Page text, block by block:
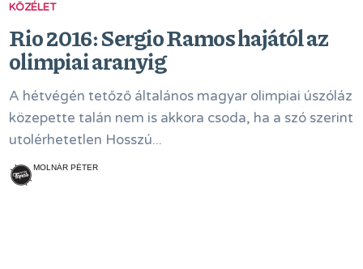
KÖZÉLET
Rio 2016: Sergio Ramos hajától az
olimpiai aranyig
A hétvégén tetőző általános magyar olimpiai úszóláz
közepette talán nem is akkora csoda, ha a szó szerint
utolérhetetlen Hosszú...
MOLNÁR PÉTER